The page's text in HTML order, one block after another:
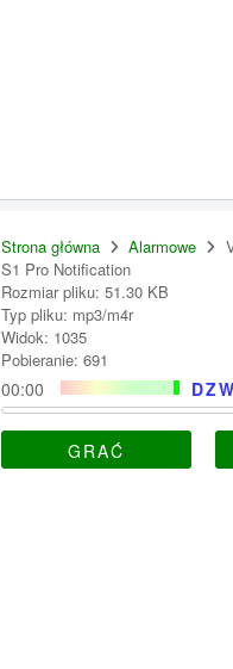
Strona główna Alarmowe
S1 Pro Notification
Rozmiar pliku: 51.30 KB
Typ pliku: mp3/m4r
Widok: 1035
Pobieranie: 691
00:00
GRAĆ